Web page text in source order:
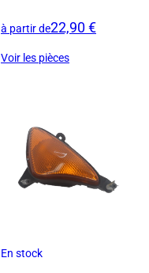
à partir de22,90 €
Voir les pièces
En stock